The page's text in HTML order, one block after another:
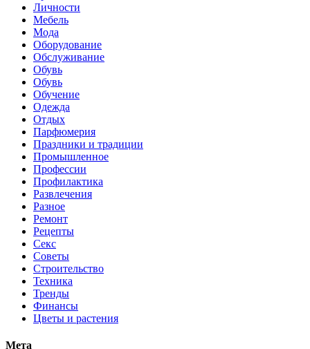
Личности
Мебель
Мода
Оборудование
Обслуживание
Обувь
Обувь
Обучение
Одежда
Отдых
Парфюмерия
Праздники и традиции
Промышленное
Профессии
Профилактика
Развлечения
Разное
Ремонт
Рецепты
Секс
Советы
Строительство
Техника
Тренды
Финансы
Цветы и растения
Мета